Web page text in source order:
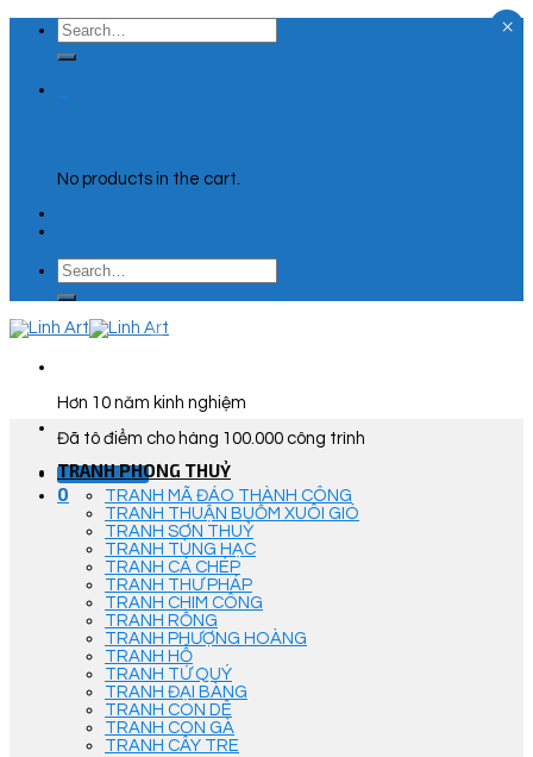
Skip
content
Search
for:
No products in the cart.
Search
for:
Hơn 10 năm kinh nghiệm
Đã tô điểm cho hàng 100.000 công trình
Góc Tư Vấn
0
TRANH PHONG THUỶ
TRANH MÃ ĐÁO THÀNH CÔNG
TRANH THUẬN BUỒM XUÔI GIÓ
TRANH SƠN THUỶ
TRANH TÙNG HẠC
TRANH CÁ CHÉP
TRANH THƯ PHÁP
TRANH CHIM CÔNG
TRANH RỒNG
TRANH PHƯỢNG HOÀNG
TRANH HỔ
TRANH TỨ QUÝ
TRANH ĐẠI BÀNG
TRANH CON DÊ
TRANH CON GÀ
TRANH CÂY TRE
×